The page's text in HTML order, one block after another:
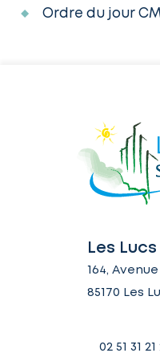
Ordre du jour
Les
164,
85170 Les
02 51 31 21